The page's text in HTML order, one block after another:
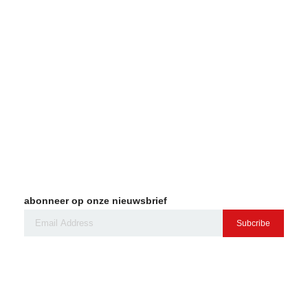
abonneer op onze nieuwsbrief
Subcribe